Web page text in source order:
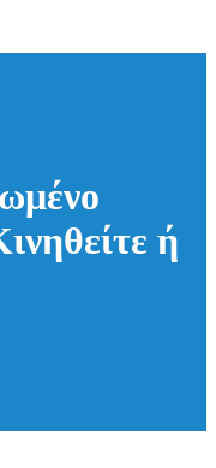
ή